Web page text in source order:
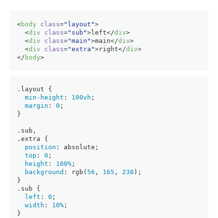
<body class="layout">
<div class="sub"> left</div>
<div class="main">main</div>
<div class="extra">right</div>
</ body>
.layout {
min-height : 100vh ;
margin : 0 ;
}
.sub ,
.extra {
position : absolute;
top : 0 ;
height : 100% ;
background : rgb ( 56 , 165 , 238 );
}
.sub {
left : 0 ;
width : 10% ;
}